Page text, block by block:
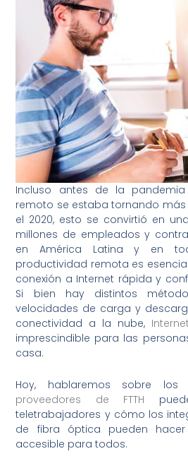
Incluso antes de la pandemia
remoto se estaba tornando más
el 2020, esto se convirtió en
millones de empleados y
en América Latina y en
productividad remota es
conexión a Internet rápida y
Si bien hay distintos
velocidades de carga y
conectividad a la nube,
imprescindible para las
casa.
Hoy, hablaremos sobre
proveedores de FTTH
teletrabajadores y cómo los
de fibra óptica pueden hacer
accesible para todos.